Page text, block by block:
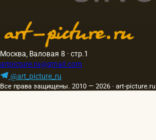
Москва, Валовая 8 · стр.1
artpicture.ru@gmail.com
@art_picture_ru
Все права защищены. 2010 — 2026 · art-picture.ru